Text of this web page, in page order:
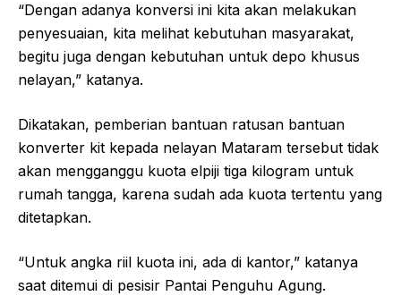
“Dengan adanya konversi ini kita akan melakukan
penyesuaian, kita melihat kebutuhan masyarakat,
begitu juga dengan kebutuhan untuk depo khusus
nelayan,” katanya.
Dikatakan, pemberian bantuan ratusan bantuan
konverter kit kepada nelayan Mataram tersebut tidak
akan mengganggu kuota elpiji tiga kilogram untuk
rumah tangga, karena sudah ada kuota tertentu yang
ditetapkan.
“Untuk angka riil kuota ini, ada di kantor,” katanya
saat ditemui di pesisir Pantai Penguhu Agung.